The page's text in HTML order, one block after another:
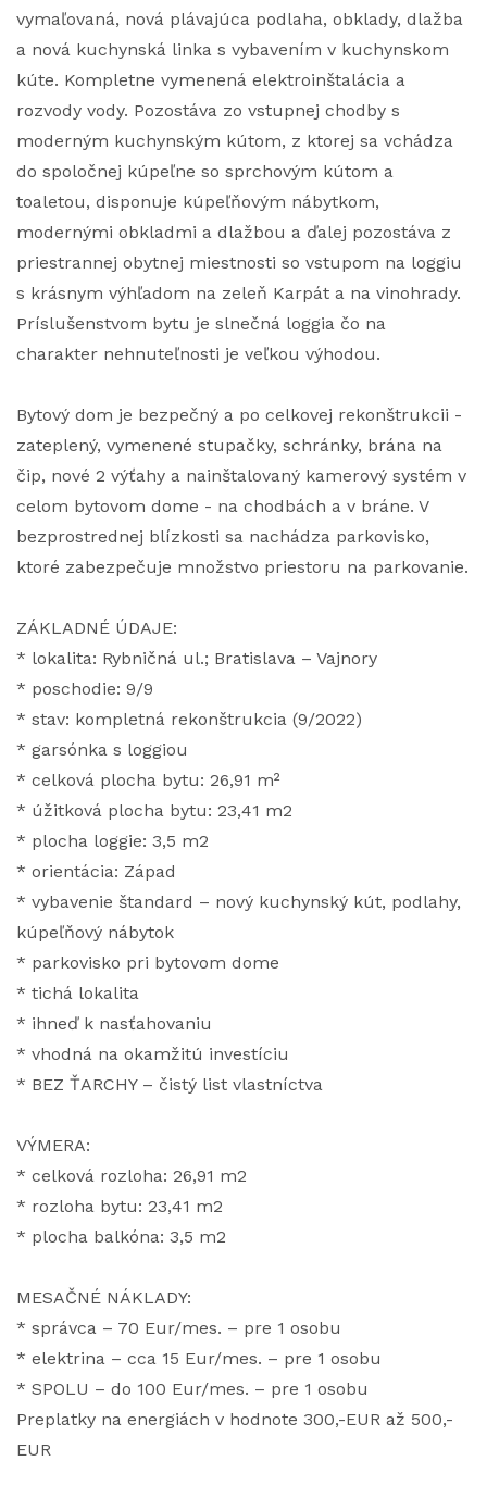
vymaľovaná, nová plávajúca podlaha, obklady, dlažba
a nová kuchynská linka s vybavením v kuchynskom
kúte. Kompletne vymenená elektroinštalácia a
rozvody vody. Pozostáva zo vstupnej chodby s
moderným kuchynským kútom, z ktorej sa vchádza
do spoločnej kúpeľne so sprchovým kútom a
toaletou, disponuje kúpeľňovým nábytkom,
modernými obkladmi a dlažbou a ďalej pozostáva z
priestrannej obytnej miestnosti so vstupom na loggiu
s krásnym výhľadom na zeleň Karpát a na vinohrady.
Príslušenstvom bytu je slnečná loggia čo na
charakter nehnuteľnosti je veľkou výhodou.
Bytový dom je bezpečný a po celkovej rekonštrukcii -
zateplený, vymenené stupačky, schránky, brána na
čip, nové 2 výťahy a nainštalovaný kamerový systém v
celom bytovom dome - na chodbách a v bráne. V
bezprostrednej blízkosti sa nachádza parkovisko,
ktoré zabezpečuje množstvo priestoru na parkovanie.
ZÁKLADNÉ ÚDAJE:
* lokalita: Rybničná ul.; Bratislava – Vajnory
* poschodie: 9/9
* stav: kompletná rekonštrukcia (9/2022)
* garsónka s loggiou
* celková plocha bytu: 26,91 m²
* úžitková plocha bytu: 23,41 m2
* plocha loggie: 3,5 m2
* orientácia: Západ
* vybavenie štandard – nový kuchynský kút, podlahy,
kúpeľňový nábytok
* parkovisko pri bytovom dome
* tichá lokalita
* ihneď k nasťahovaniu
* vhodná na okamžitú investíciu
* BEZ ŤARCHY – čistý list vlastníctva
VÝMERA:
* celková rozloha: 26,91 m2
* rozloha bytu: 23,41 m2
* plocha balkóna: 3,5 m2
MESAČNÉ NÁKLADY:
* správca – 70 Eur/mes. – pre 1 osobu
* elektrina – cca 15 Eur/mes. – pre 1 osobu
* SPOLU – do 100 Eur/mes. – pre 1 osobu
Preplatky na energiách v hodnote 300,-EUR až 500,-
EUR